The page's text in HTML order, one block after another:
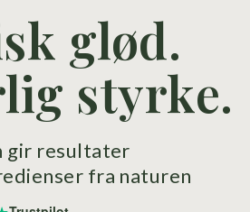
glød.
styrke.
gir resultater
fra naturen